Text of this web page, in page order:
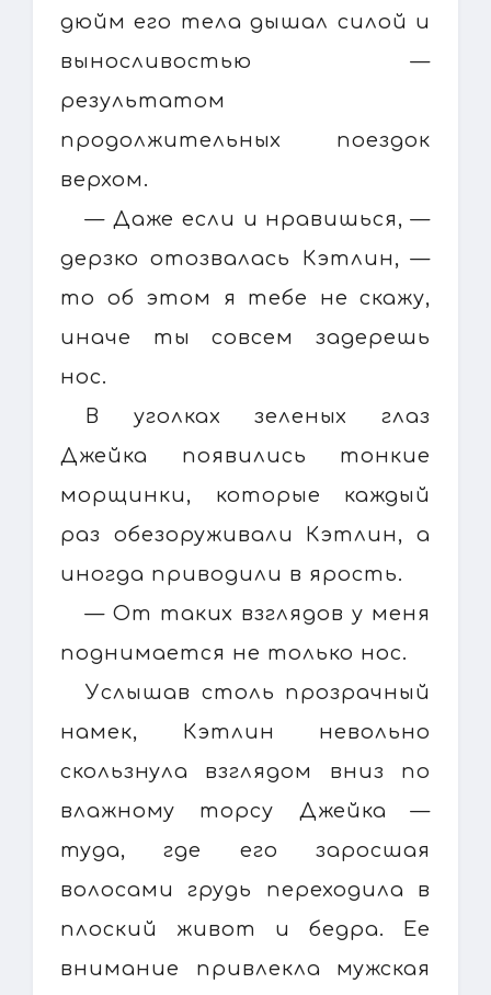
дюйм его тела дышал силой и
выносливостью —
результатом
продолжительных поездок
верхом.
— Даже если и нравишься, —
дерзко отозвалась Кэтлин, —
то об этом я тебе не скажу,
иначе ты совсем задерешь
нос.
В уголках зеленых глаз
Джейка появились тонкие
морщинки, которые каждый
раз обезоруживали Кэтлин, а
иногда приводили в ярость.
— От таких взглядов у меня
поднимается не только нос.
Услышав столь прозрачный
намек, Кэтлин невольно
скользнула взглядом вниз по
влажному торсу Джейка —
туда, где его заросшая
волосами грудь переходила в
плоский живот и бедра. Ее
внимание привлекла мужская